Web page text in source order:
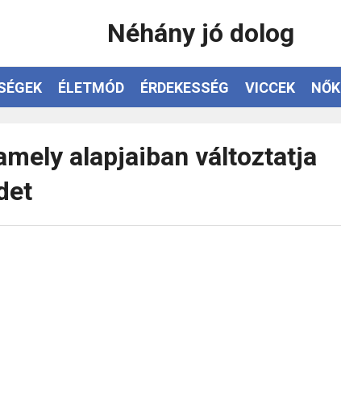
Néhány jó dolog
ÉLETMÓD ÉRDEKESSÉG VICCEK NŐK
alapjaiban változtatja